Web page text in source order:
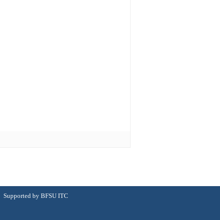
by BFSU ITC